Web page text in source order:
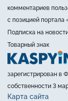
комментариев
с позицией
Подписка на
Товарный знак
зарегистрирован в
собственности 3
Карта сайта